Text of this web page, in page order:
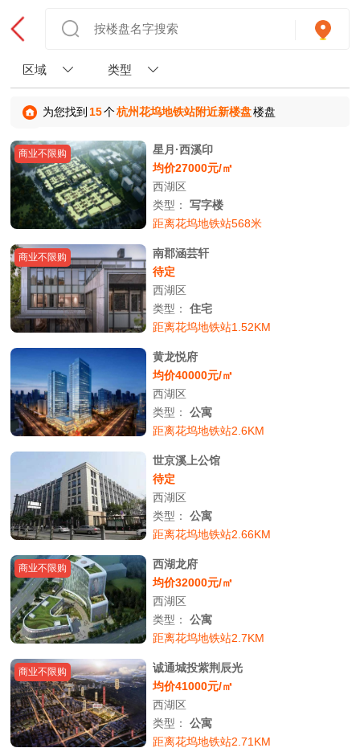
区域 类型
为您找到 15个杭州花坞地铁站附近新楼盘楼盘
商业不限购
星月·西溪印
均价27000元/㎡
西湖区
类型：写字楼
距离花坞地铁站568米
商业不限购
南郡涵芸轩
待定
西湖区
类型：住宅
距离花坞地铁站1.52KM
黄龙悦府
均价40000元/㎡
西湖区
类型：公寓
距离花坞地铁站2.6KM
世京溪上公馆
待定
西湖区
类型：公寓
距离花坞地铁站2.66KM
商业不限购
西湖龙府
均价32000元/㎡
西湖区
类型：公寓
距离花坞地铁站2.7KM
商业不限购
诚通城投紫荆辰光
均价41000元/㎡
西湖区
类型：公寓
距离花坞地铁站2.71KM